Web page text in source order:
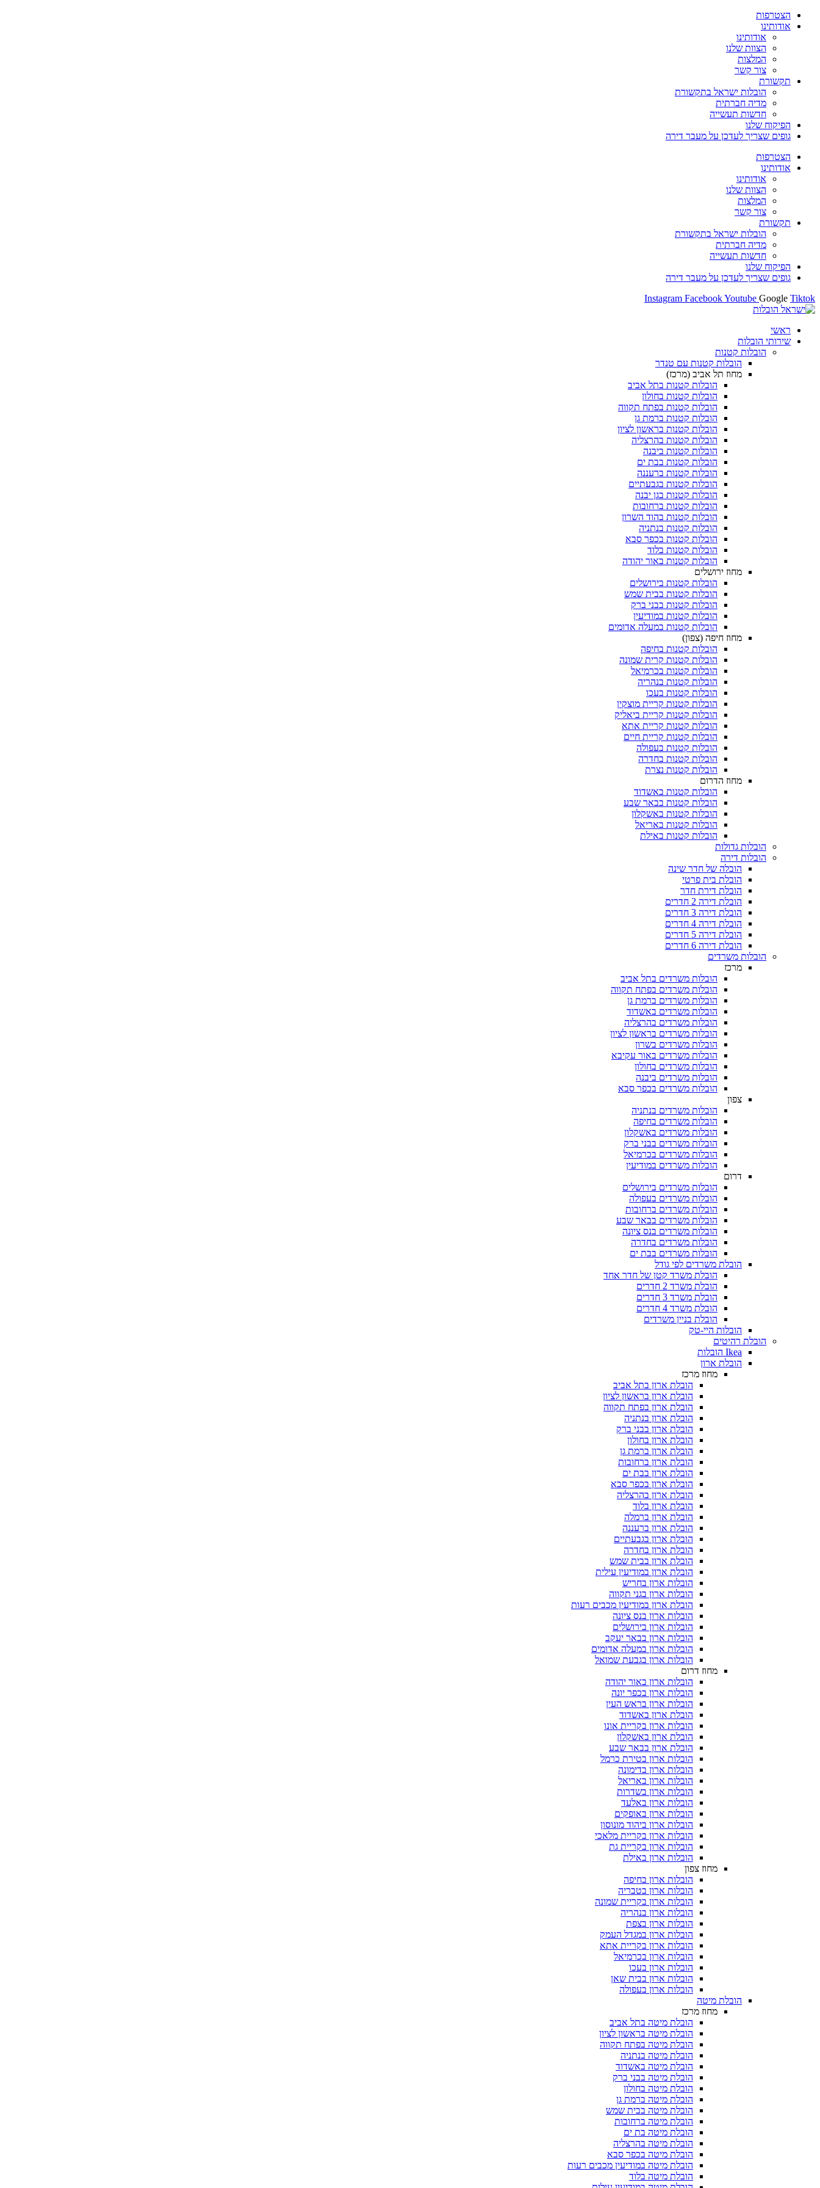
הצטרפות
אודותינו
אודותינו
הצוות שלנו
המלצות
צור קשר
תקשורת
הובלות ישראל בתקשורת
מדיה חברתית
חדשות תעשייה
הפיקוח שלנו
גופים שצריך לעדכן על מעבר דירה
הצטרפות
אודותינו
אודותינו
הצוות שלנו
המלצות
צור קשר
תקשורת
הובלות ישראל בתקשורת
מדיה חברתית
חדשות תעשייה
הפיקוח שלנו
גופים שצריך לעדכן על מעבר דירה
Instagram FacebookYoutube Google Tiktok
ראשי
שירותי הובלות
הובלות קטנות
הובלות קטנות עם טנדר
מחוז תל אביב (מרכז)
הובלות קטנות בתל אביב
הובלות קטנות בחולון​
הובלות קטנות בפתח תקווה
הובלות קטנות ברמת גן
הובלות קטנות בראשון לציון
הובלות קטנות בהרצליה
הובלות קטנות ביבנה
הובלות קטנות בבת ים
הובלות קטנות ברעננה
הובלות קטנות בגבעתיים
הובלות קטנות בגן יבנה
הובלות קטנות ברחובות
הובלות קטנות בהוד השרון
הובלות קטנות בנתניה
הובלות קטנות בכפר סבא
הובלות קטנות בלוד
הובלות קטנות באור יהודה
מחוז ירושלים
הובלות קטנות בירושלים
הובלות קטנות בבית שמש
הובלות קטנות בבני ברק
הובלות קטנות במודיעין
הובלות קטנות במעלה אדומים
מחוז חיפה (צפון)
הובלות קטנות בחיפה
הובלות קטנות קרית שמונה
הובלות קטנות בכרמיאל
הובלות קטנות בנהריה
הובלות קטנות בעכו
הובלות קטנות קריית מוצקין
הובלות קטנות קריית ביאליק
הובלות קטנות קריית אתא
הובלות קטנות קריית חיים
הובלות קטנות בעפולה
הובלות קטנות בחדרה
הובלות קטנות נצרת
מחוז הדרום
הובלות קטנות באשדוד
הובלות קטנות בבאר שבע
הובלות קטנות באשקלון
הובלות קטנות באריאל
הובלות קטנות באילת
הובלות גדולות
הובלות דירה
הובלה של חדר שינה
הובלת בית פרטי
הובלת דירת חדר
הובלת דירה 2 חדרים
הובלת דירה 3 חדרים
הובלת דירה 4 חדרים
הובלת דירה 5 חדרים
הובלת דירה 6 חדרים
הובלות משרדים
מרכז
הובלות משרדים בתל אביב
הובלות משרדים בפתח תקווה
הובלות משרדים ברמת גן
הובלות משרדים באשדוד
הובלות משרדים בהרצליה
הובלות משרדים בראשון לציון
הובלות משרדים בשרון
הובלות משרדים באור עקיבא
הובלות משרדים בחולון
הובלות משרדים ביבנה
הובלות משרדים בכפר סבא
צפון
הובלות משרדים בנתניה
הובלות משרדים בחיפה
הובלות משרדים באשקלון
הובלות משרדים בבני ברק
הובלות משרדים בכרמיאל
הובלות משרדים במודיעין
דרום
הובלות משרדים בירושלים
הובלות משרדים בעפולה
הובלות משרדים ברחובות
הובלות משרדים בבאר שבע
הובלות משרדים בנס ציונה
הובלות משרדים בחדרה
הובלות משרדים בבת ים
הובלת משרדים לפי גודל
הובלת משרד קטן של חדר אחד
הובלת משרד 2 חדרים
הובלת משרד 3 חדרים
הובלת משרד 4 חדרים
הובלת בניין משרדים
הובלות היי-טק
הובלת רהיטים
Ikea הובלות
הובלת ארון
מחוז מרכז
הובלת ארון בתל אביב
הובלת ארון בראשון לציון
הובלת ארון בפתח תקווה
הובלת ארון בנתניה
הובלת ארון בבני ברק
הובלת ארון בחולון
הובלת ארון ברמת גן
הובלת ארון ברחובות
הובלת ארון בבת ים
הובלת ארון בכפר סבא
הובלת ארון בהרצליה
הובלת ארון בלוד
הובלת ארון ברמלה
הובלת ארון ברעננה
הובלת ארון בגבעתיים
הובלת ארון בחדרה
הובלת ארון בבית שמש
הובלת ארון במודיעין עילית
הובלות ארון בחריש
הובלות ארון בגני תקווה
הובלת ארון במודיעין מכבים רעות
הובלות ארון בנס ציונה
הובלות ארון בירושלים
הובלות ארון בבאר יעקב
הובלות ארון במעלה אדומים
הובלות ארון בגבעת שמואל
מחוז דרום
הובלות ארון באור יהודה
הובלות ארון בכפר יונה
הובלות ארון בראש העין
הובלת ארון באשדוד
הובלות ארון בקריית אונו
הובלת ארון באשקלון
הובלת ארון בבאר שבע
הובלות ארון בטירת כרמל
הובלות ארון בדימונה
הובלות ארון באריאל
הובלות ארון בשדרות
הובלות ארון באלעד
הובלות ארון באופקים
הובלות ארון ביהוד מונוסון
הובלות ארון בקריית מלאכי
הובלות ארון בקריית גת
הובלות ארון באילת
מחוז צפון
הובלות ארון בחיפה
הובלות ארון בטבריה
הובלות ארון בקריית שמונה
הובלות ארון בנהריה
הובלות ארון בצפת
הובלות ארון במגדל העמק
הובלות ארון בקריית אתא
הובלות ארון בכרמיאל
הובלות ארון בעכו
הובלות ארון בבית שאן
הובלות ארון בעפולה
הובלת מיטה
מחוז מרכז
הובלת מיטה בתל אביב
הובלת מיטה בראשון לציון
הובלת מיטה בפתח תקווה
הובלת מיטה בנתניה
הובלת מיטה באשדוד
הובלת מיטה בבני ברק
הובלת מיטה בחולון
הובלת מיטה ברמת גן
הובלת מיטה בבית שמש
הובלת מיטה ברחובות
הובלת מיטה בת ים
הובלת מיטה בהרצליה
הובלת מיטה בכפר סבא
הובלת מיטה במודיעין מכבים רעות
הובלת מיטה בלוד